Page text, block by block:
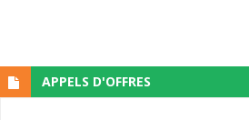
APPELS D'OFFRES